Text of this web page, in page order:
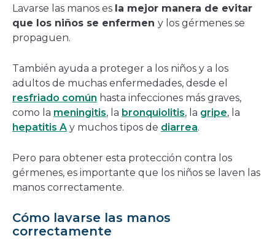
Lavarse las manos es la mejor manera de evitar
que los niños se enfermen y los gérmenes se
propaguen.
También ayuda a proteger a los niños y a los
adultos de muchas enfermedades, desde el
resfriado común hasta infecciones más graves,
como la meningitis, la bronquiolitis, la gripe, la
hepatitis A y muchos tipos de diarrea.
Pero para obtener esta protección contra los
gérmenes, es importante que los niños se laven las
manos correctamente.
Cómo lavarse las manos
correctamente